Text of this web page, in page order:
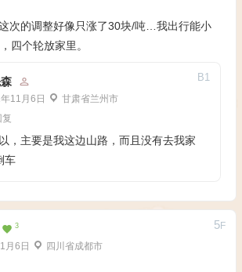
次的调整好像只涨了30块/吨…我出行能小
四个轮放家里。
11月6日 甘肃省兰州市
B1
复
，主要是我这边山路，而且没有去我家
车
3
月6日 四川省成都市
5F